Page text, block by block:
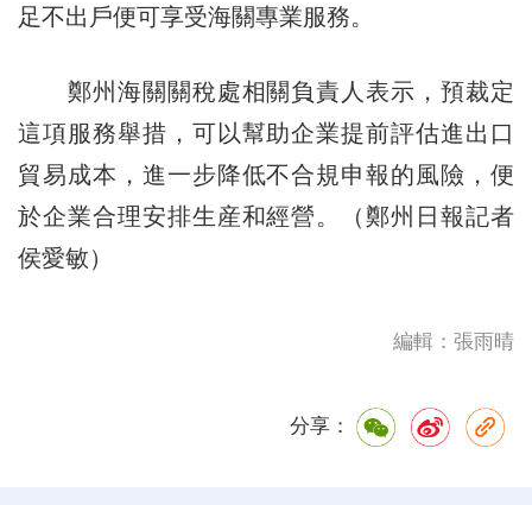
足不出戶便可享受海關專業服務。
鄭州海關關稅處相關負責人表示，預裁定
這項服務舉措，可以幫助企業提前評估進出口
貿易成本，進一步降低不合規申報的風險，便
於企業合理安排生産和經營。（鄭州日報記者
侯愛敏）
編輯：張雨晴
分享：